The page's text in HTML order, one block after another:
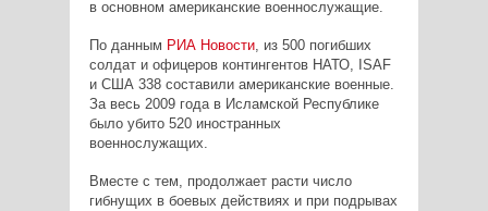
в основном американские военнослужащие.
По данным РИА Новости, из 500 погибших
солдат и офицеров контингентов НАТО, ISAF
и США 338 составили американские военные.
За весь 2009 года в Исламской Республике
было убито 520 иностранных
военнослужащих.
Вместе с тем, продолжает расти число
гибнущих в боевых действиях и при подрывах